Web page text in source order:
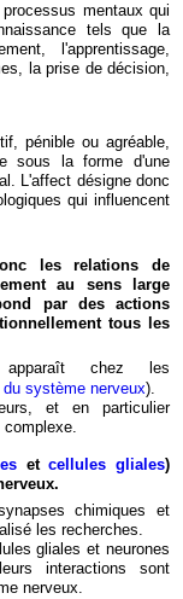
mentaux qui
tels que la
l'apprentissage,
la prise de décision,
pénible ou agréable,
sous la forme d'une
L'affect désigne donc
qui influencent
les relations de
au sens large
par des actions
tous les
chez les
système nerveux).
et en particulier
complexe.
etcellules gliales)
chimiques et
les recherches.
gliales et neurones
interactions sont
nerveux.